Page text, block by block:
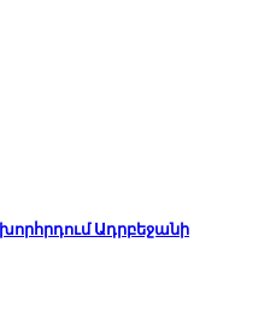
Ադրբեջանի